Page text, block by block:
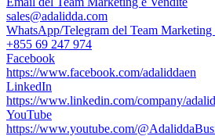
sales@adalidda.com
WhatsApp/Telegram del Team Marketing
+855 69 247 974
Facebook
https://www.facebook.com/adaliddaen
LinkedIn
https://www.linkedin.com/company/
YouTube
https://www.youtube.com/